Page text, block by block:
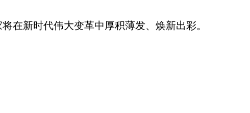
新时代伟大变革中厚积薄发、焕新出彩。